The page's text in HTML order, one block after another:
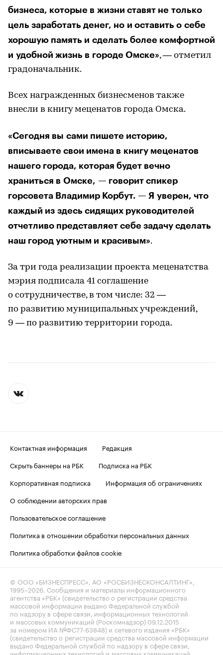
бизнеса, которые в жизни ставят не только
цель заработать денег, но и оставить о себе
хорошую память и сделать более комфортной
и удобной жизнь в городе Омске», — отметил
градоначальник.
Всех награжденных бизнесменов также
внесли в книгу меценатов города Омска.
«Сегодня вы сами пишете историю,
вписываете свои имена в книгу меценатов
нашего города, которая будет вечно
храниться в Омске, — говорит спикер
горсовета Владимир Корбут. — Я уверен, что
каждый из здесь сидящих руководителей
отчетливо представляет себе задачу сделать
наш город уютным и красивым».
За три года реализации проекта меценатства
мэрия подписала 41 соглашение
о сотрудничестве, в том числе: 32 —
по развитию муниципальных учреждений,
9 — по развитию территории города.
Контактная информация
Редакция
Скрыть баннеры на РБК
Подписка на РБК
Корпоративная подписка
Информация об ограничениях
О соблюдении авторских прав
Пользовательское соглашение
Политика в отношении обработки персональных данных
Политика обработки файлов cookie
© ООО «БИЗНЕСПРЕСС», АО «РОСБИЗНЕСКОНСАЛТИНГ»,
1995–2026 . Сообщения и материалы информационного
агентства «РБК» (свидетельство о регистрации средства
массовой информации выдано Федеральной службой
по надзору в сфере связи, информационных технологий
и массовых коммуникаций (Роскомнадзор) 09.12.2015
за номером ИА №ФС77-63848) и сетевого издания «РБК»
(свидетельство о регистрации средства массовой информации
выдано Федеральной службой по надзору в сфере связи,
информационных технологий и массовых коммуникаций